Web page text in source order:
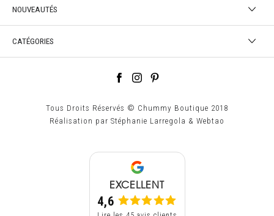
NOUVEAUTÉS
CATÉGORIES
Tous Droits Réservés © Chummy Boutique 2018
Réalisation par Stéphanie Larregola & Webtao
EXCELLENT
4,6